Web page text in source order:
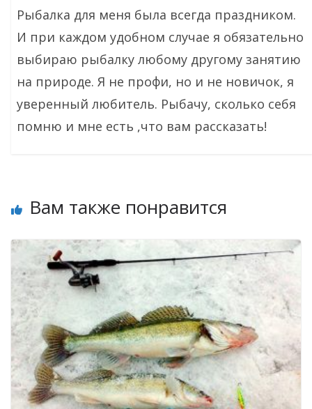
Рыбалка для меня была всегда праздником.
И при каждом удобном случае я обязательно
выбираю рыбалку любому другому занятию
на природе. Я не профи, но и не новичок, я
уверенный любитель. Рыбачу, сколько себя
помню и мне есть ,что вам рассказать!
Вам также понравится